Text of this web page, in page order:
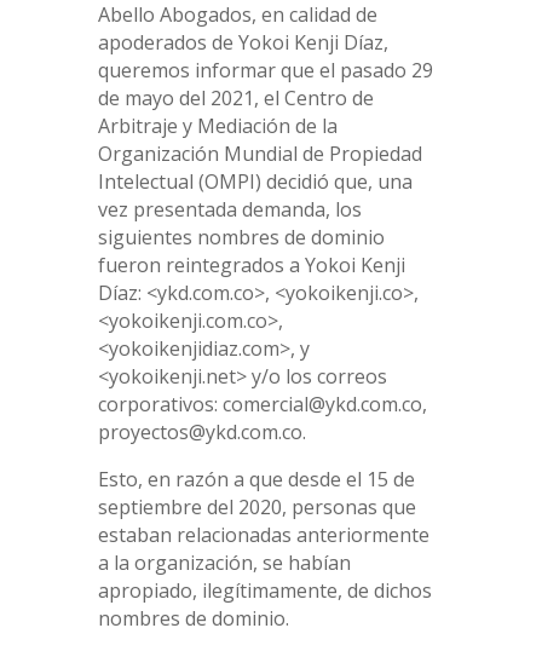
Abello Abogados, en calidad de
apoderados de Yokoi Kenji Díaz,
queremos informar que el pasado 29
de mayo del 2021, el Centro de
Arbitraje y Mediación de la
Organización Mundial de Propiedad
Intelectual (OMPI) decidió que, una
vez presentada demanda, los
siguientes nombres de dominio
fueron reintegrados a Yokoi Kenji
Díaz: <ykd.com.co>, <yokoikenji.co>,
<yokoikenji.com.co>,
<yokoikenjidiaz.com>, y
<yokoikenji.net> y/o los correos
corporativos: comercial@ykd.com.co,
proyectos@ykd.com.co.
Esto, en razón a que desde el 15 de
septiembre del 2020, personas que
estaban relacionadas anteriormente
a la organización, se habían
apropiado, ilegítimamente, de dichos
nombres de dominio.